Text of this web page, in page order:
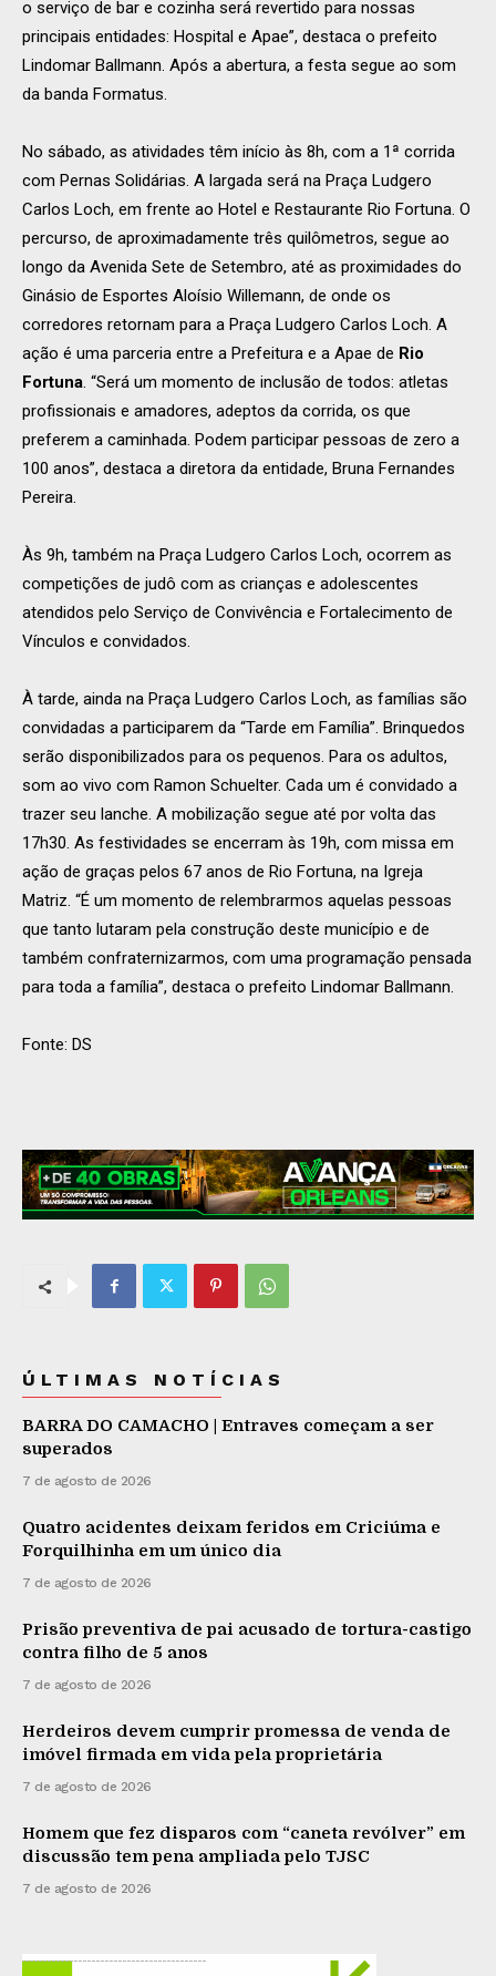
o serviço de bar e cozinha será revertido para nossas
principais entidades: Hospital e Apae”, destaca o prefeito
Lindomar Ballmann. Após a abertura, a festa segue ao som
da banda Formatus.
No sábado, as atividades têm início às 8h, com a 1ª corrida
com Pernas Solidárias. A largada será na Praça Ludgero
Carlos Loch, em frente ao Hotel e Restaurante Rio Fortuna. O
percurso, de aproximadamente três quilômetros, segue ao
longo da Avenida Sete de Setembro, até as proximidades do
Ginásio de Esportes Aloísio Willemann, de onde os
corredores retornam para a Praça Ludgero Carlos Loch. A
ação é uma parceria entre a Prefeitura e a Apae de Rio
Fortuna. “Será um momento de inclusão de todos: atletas
profissionais e amadores, adeptos da corrida, os que
preferem a caminhada. Podem participar pessoas de zero a
100 anos”, destaca a diretora da entidade, Bruna Fernandes
Pereira.
Às 9h, também na Praça Ludgero Carlos Loch, ocorrem as
competições de judô com as crianças e adolescentes
atendidos pelo Serviço de Convivência e Fortalecimento de
Vínculos e convidados.
À tarde, ainda na Praça Ludgero Carlos Loch, as famílias são
convidadas a participarem da “Tarde em Família”. Brinquedos
serão disponibilizados para os pequenos. Para os adultos,
som ao vivo com Ramon Schuelter. Cada um é convidado a
trazer seu lanche. A mobilização segue até por volta das
17h30. As festividades se encerram às 19h, com missa em
ação de graças pelos 67 anos de Rio Fortuna, na Igreja
Matriz. “É um momento de relembrarmos aquelas pessoas
que tanto lutaram pela construção deste município e de
também confraternizarmos, com uma programação pensada
para toda a família”, destaca o prefeito Lindomar Ballmann.
Fonte: DS
ÚLTIMAS NOTÍCIAS
BARRA DO CAMACHO | Entraves começam a ser
superados
7 de agosto de 2026
Quatro acidentes deixam feridos em Criciúma e
Forquilhinha em um único dia
7 de agosto de 2026
Prisão preventiva de pai acusado de tortura-castigo
contra filho de 5 anos
7 de agosto de 2026
Herdeiros devem cumprir promessa de venda de
imóvel firmada em vida pela proprietária
7 de agosto de 2026
Homem que fez disparos com “caneta revólver” em
discussão tem pena ampliada pelo TJSC
7 de agosto de 2026